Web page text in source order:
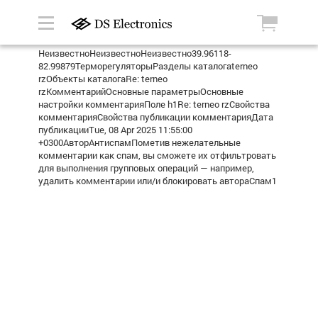
НеизвестноНеизвестноНеизвестно39.96118-
82.99879ТерморегуляторыРазделы каталогаterneo
rzОбъекты каталогаRe: terneo
rzКомментарийОсновные параметрыОсновные
настройки комментарияПоле h1Re: terneo rzСвойства
комментарияСвойства публикации комментарияДата
публикацииTue, 08 Apr 2025 11:55:00
+0300АвторАнтиспамПометив нежелательные
комментарии как спам, вы сможете их отфильтровать
для выполнения групповых операций — например,
удалить комментарии или/и блокировать автораСпам1